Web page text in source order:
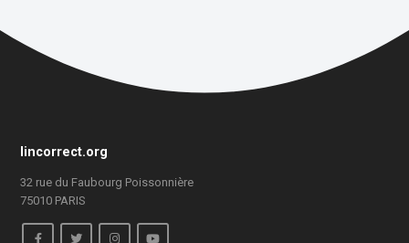
lincorrect.org
32 rue du Faubourg Poissonnière
75010 PARIS